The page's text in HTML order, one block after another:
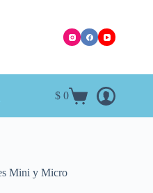
Carro
$ 0
Mini y Micro